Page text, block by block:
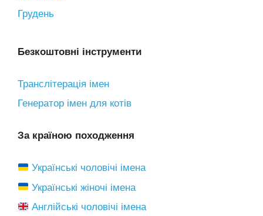
Грудень
Безкоштовні інструменти
Транслітерація імен
Генератор імен для котів
За країною походження
Українські чоловічі імена
Українські жіночі імена
Англійські чоловічі імена